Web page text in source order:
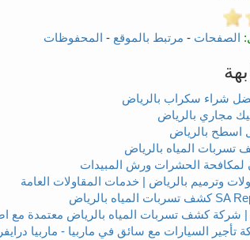
الصفحات - مرتبط بالموقع - المحفوظات
شراء سكراب بالرياض
مجاري بالرياض
اسطح بالرياض
المياه بالرياض
لمكافحة الحشرات ورش المبيدات
وترميم بالرياض | خدمات المقاولات العامة
السيارات مع سائق في ماربيا - ماربيا درايفر